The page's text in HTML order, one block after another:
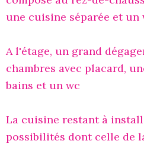
une cuisine séparée et un
A l'étage, un grand
chambres avec placard,
bains et un wc
La cuisine restant à
possibilités dont celle de